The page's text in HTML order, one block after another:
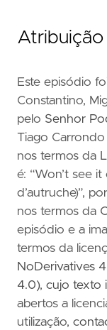
Atribuição
Este episódio
Constantino,
pelo Senhor
Tiago
nos termos da
é: “Won’t see
d’autruche)”,
nos termos da
episódio e a
termos da
NoDerivatives
4.0), cujo texto
abertos a
utilização,